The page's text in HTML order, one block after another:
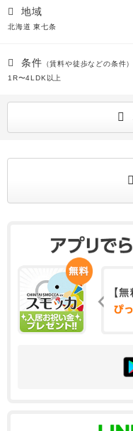
地域
北海道 東七条
条件 （賃料や徒歩などの条件）
1R〜4LDK以上